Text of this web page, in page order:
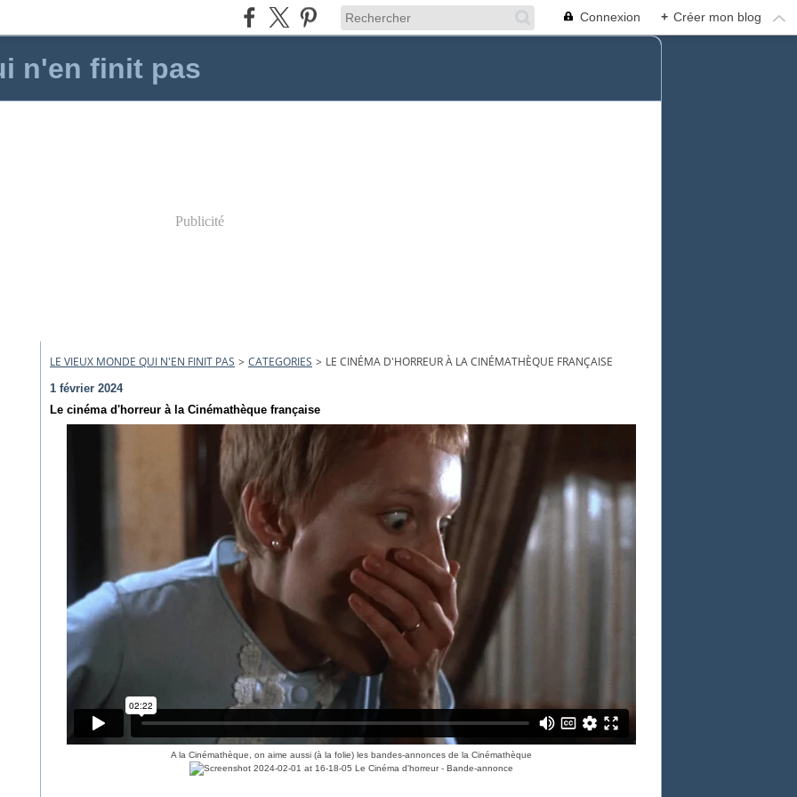
Connexion + Créer mon blog
n'en finit pas
Publicité
LE VIEUX MONDE QUI N'EN FINIT PAS > CATEGORIES > LE CINÉMA D'HORREUR À LA CINÉMATHÈQUE FRANÇAISE
1 février 2024
Le cinéma d'horreur à la Cinémathèque française
A la Cinémathèque, on aime aussi (à la folie) les bandes-annonces de la Cinémathèque